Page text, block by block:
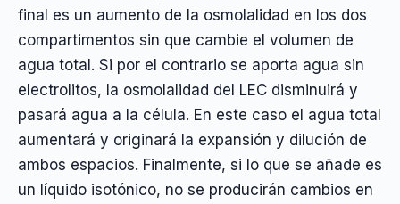
final es un aumento de la osmolalidad en los dos
compartimentos sin que cambie el volumen de
agua total. Si por el contrario se aporta agua sin
electrolitos, la osmolalidad del LEC disminuirá y
pasará agua a la célula. En este caso el agua total
aumentará y originará la expansión y dilución de
ambos espacios. Finalmente, si lo que se añade es
un líquido isotónico, no se producirán cambios en